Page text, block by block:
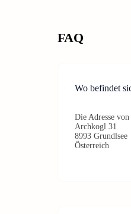
FAQ
Wo befindet
Die Adresse
Archkogl 31
8993 Grundlsee
Österreich